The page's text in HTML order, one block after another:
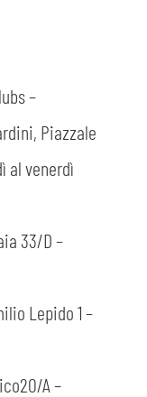
–
Piazzale
al venerdì
33/D –
Lepido 1 –
A –